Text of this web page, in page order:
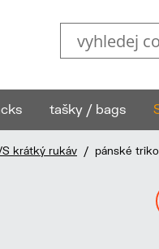
tašky / bags
S krátký rukáv / pánské triko